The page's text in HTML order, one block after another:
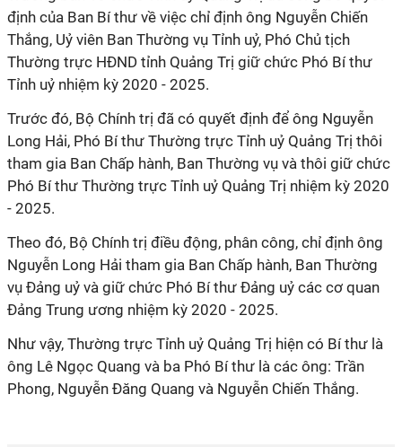
định của Ban Bí thư về việc chỉ định ông Nguyễn Chiến
Thắng, Uỷ viên Ban Thường vụ Tỉnh uỷ, Phó Chủ tịch
Thường trực HĐND tỉnh Quảng Trị giữ chức Phó Bí thư
Tỉnh uỷ nhiệm kỳ 2020 - 2025.
Trước đó, Bộ Chính trị đã có quyết định để ông Nguyễn
Long Hải, Phó Bí thư Thường trực Tỉnh uỷ Quảng Trị thôi
tham gia Ban Chấp hành, Ban Thường vụ và thôi giữ chức
Phó Bí thư Thường trực Tỉnh uỷ Quảng Trị nhiệm kỳ 2020
- 2025.
Theo đó, Bộ Chính trị điều động, phân công, chỉ định ông
Nguyễn Long Hải tham gia Ban Chấp hành, Ban Thường
vụ Đảng uỷ và giữ chức Phó Bí thư Đảng uỷ các cơ quan
Đảng Trung ương nhiệm kỳ 2020 - 2025.
Như vậy, Thường trực Tỉnh uỷ Quảng Trị hiện có Bí thư là
ông Lê Ngọc Quang và ba Phó Bí thư là các ông: Trần
Phong, Nguyễn Đăng Quang và Nguyễn Chiến Thắng.